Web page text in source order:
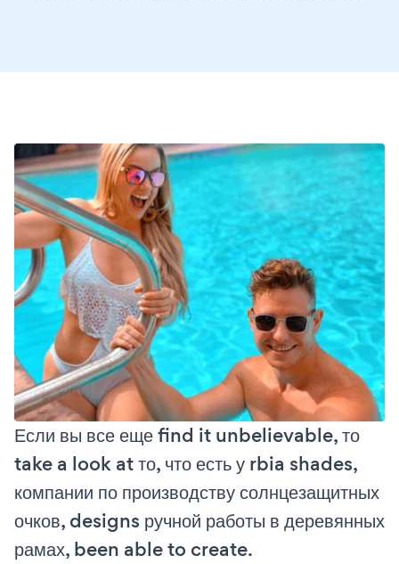
Если вы все еще find it unbelievable, то
take a look at то, что есть у rbia shades,
компании по производству солнцезащитных
очков, designs ручной работы в деревянных
рамах, been able to create.